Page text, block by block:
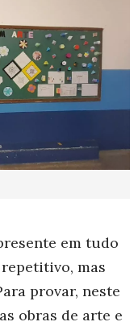
em tudo
mas
provar, neste
obras de arte e